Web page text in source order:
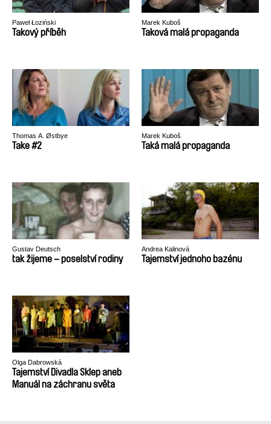
Paweł Łoziński
Takový příběh
Marek Kuboš
Taková malá propaganda
Thomas A. Østbye
Take #2
Marek Kuboš
Taká malá propaganda
Gustav Deutsch
tak žijeme – poselství rodiny
Andrea Kalinová
Tajemství jednoho bazénu
Olga Dabrowská
Tajemství Divadla Sklep aneb
Manuál na záchranu světa